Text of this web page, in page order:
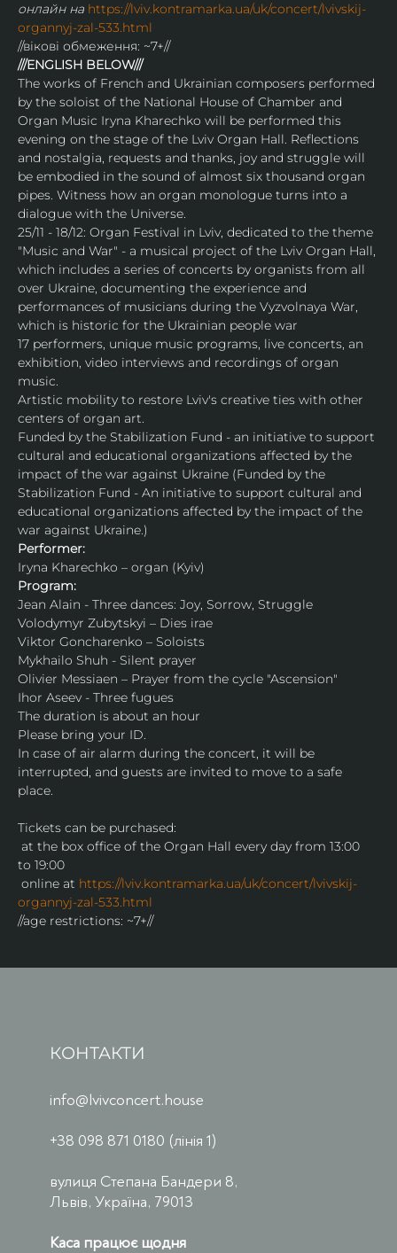
онлайн на https://lviv.kontramarka.ua/uk/concert/lvivskij-
organnyj-zal-533.html
//вікові обмеження: ~7+//
///ENGLISH BELOW///
The works of French and Ukrainian composers performed
by the soloist of the National House of Chamber and
Organ Music Iryna Kharechko will be performed this
evening on the stage of the Lviv Organ Hall. Reflections
and nostalgia, requests and thanks, joy and struggle will
be embodied in the sound of almost six thousand organ
pipes. Witness how an organ monologue turns into a
dialogue with the Universe.
25/11 - 18/12: Organ Festival in Lviv, dedicated to the theme
"Music and War" - a musical project of the Lviv Organ Hall,
which includes a series of concerts by organists from all
over Ukraine, documenting the experience and
performances of musicians during the Vyzvolnaya War,
which is historic for the Ukrainian people war
17 performers, unique music programs, live concerts, an
exhibition, video interviews and recordings of organ
music.
Artistic mobility to restore Lviv's creative ties with other
centers of organ art.
Funded by the Stabilization Fund - an initiative to support
cultural and educational organizations affected by the
impact of the war against Ukraine (Funded by the
Stabilization Fund - An initiative to support cultural and
educational organizations affected by the impact of the
war against Ukraine.)
Performer:
Iryna Kharechko – organ (Kyiv)
Program:
Jean Alain - Three dances: Joy, Sorrow, Struggle
Volodymyr Zubytskyi – Dies irae
Viktor Goncharenko – Soloists
Mykhailo Shuh - Silent prayer
Olivier Messiaen – Prayer from the cycle "Ascension"
Ihor Aseev - Three fugues
The duration is about an hour
Please bring your ID.
In case of air alarm during the concert, it will be
interrupted, and guests are invited to move to a safe
place.
Tickets can be purchased:
at the box office of the Organ Hall every day from 13:00
to 19:00
online at https://lviv.kontramarka.ua/uk/concert/lvivskij-
organnyj-zal-533.html
//age restrictions: ~7+//
КОНТАКТИ
info@lvivconcert.house
+38 098 871 0180 (лінія 1)
вулиця Степана Бандери 8,
Львів, Україна, 79013
Каса працює щодня